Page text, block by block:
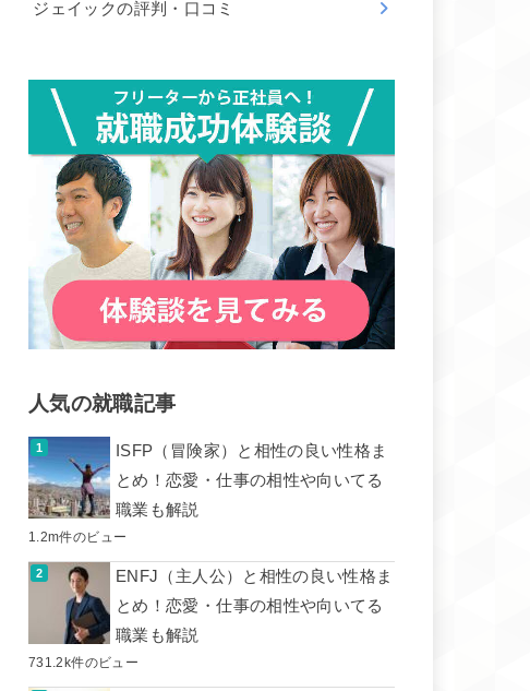
ジェイックの評判・口コミ
人気の就職記事
ISFP（冒険家）と相性の良い性格ま
とめ！恋愛・仕事の相性や向いてる
職業も解説
1.2m件のビュー
ENFJ（主人公）と相性の良い性格ま
とめ！恋愛・仕事の相性や向いてる
職業も解説
731.2k件のビュー